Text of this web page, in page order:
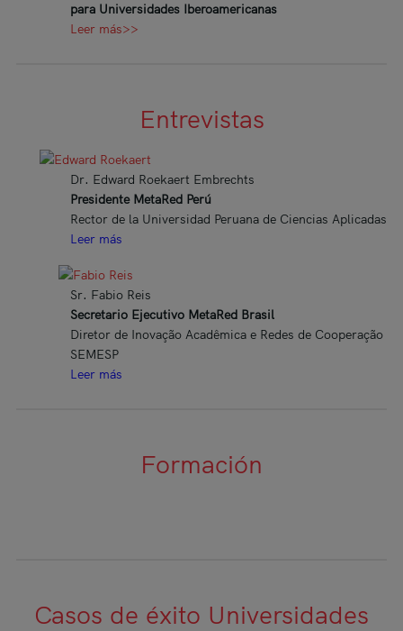
para Universidades Iberoamericanas
Leer más>>
Entrevistas
Dr. Edward Roekaert Embrechts
Presidente MetaRed Perú
Rector de la Universidad Peruana de Ciencias Aplicadas
Leer más
Sr. Fabio Reis
Secretario Ejecutivo MetaRed Brasil
Diretor de Inovação Acadêmica e Redes de Cooperação
SEMESP
Leer más
Formación
Casos de éxito Universidades